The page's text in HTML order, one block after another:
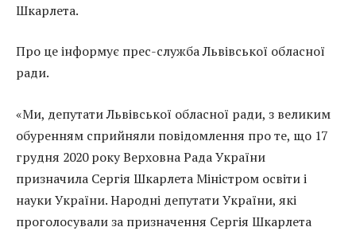
Шкарлета.
Про це інформує прес-служба Львівської обласної
ради.
«Ми, депутати Львівської обласної ради, з великим
обуренням сприйняли повідомлення про те, що 17
грудня 2020 року Верховна Рада України
призначила Сергія Шкарлета Міністром освіти і
науки України. Народні депутати України, які
проголосували за призначення Сергія Шкарлета